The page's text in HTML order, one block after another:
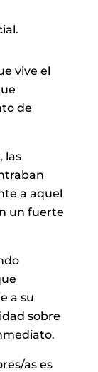
vive el
de
las
a aquel
un fuerte
a su
sobre
as es